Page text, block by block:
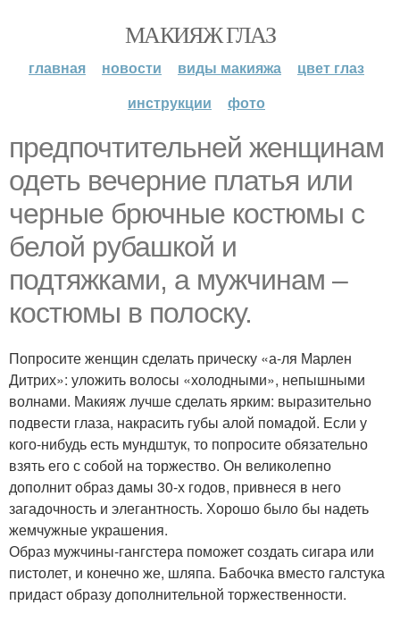
МАКИЯЖ ГЛАЗ
главная новости виды макияжа
цвет глаз
инструкции
фото
предпочтительней женщинам
одеть вечерние платья или
черные брючные костюмы с
белой рубашкой и
подтяжками, а мужчинам –
костюмы в полоску.
Попросите женщин сделать прическу «а-ля Марлен
Дитрих»: уложить волосы «холодными», непышными
волнами. Макияж лучше сделать ярким: выразительно
подвести глаза, накрасить губы алой помадой. Если у
кого-нибудь есть мундштук, то попросите обязательно
взять его с собой на торжество. Он великолепно
дополнит образ дамы 30-х годов, привнеся в него
загадочность и элегантность. Хорошо было бы надеть
жемчужные украшения.
Образ мужчины-гангстера поможет создать сигара или
пистолет, и конечно же, шляпа. Бабочка вместо галстука
придаст образу дополнительной торжественности.